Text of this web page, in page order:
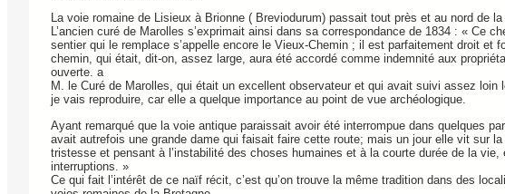
La voie romaine de Lisieux à Brionne ( Breviodurum) passait tout près et au nord de
L’ancien curé de Marolles s’exprimait ainsi dans sa correspondance de 1834 : « Ce
sentier qui le remplace s’appelle encore le Vieux-Chemin ; il est parfaitement droit et
chemin, qui était, dit-on, assez large, aura été accordé comme indemnité aux
ouverte. a
M. le Curé de Marolles, qui était un excellent observateur et qui avait suivi assez
je vais reproduire, car elle a quelque importance au point de vue archéologique.
Ayant remarqué que la voie antique paraissait avoir été interrompue dans quelques
avait autrefois une grande dame qui faisait faire cette route; mais un jour elle vit sur
tristesse et pensant à l’instabilité des choses humaines et à la courte durée de la
interruptions. »
Ce qui fait l’intérêt de ce naïf récit, c’est qu’on trouve la même tradition dans des